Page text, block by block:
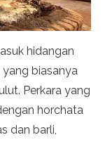
hidangan
biasanya
Perkara yang
horchata
dan barli,